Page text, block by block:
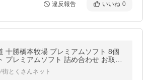
違反報告 いいね 0
十勝橋本牧場 プレミアムソフト 8個
プレミアムソフト 詰め合わせ お取り
土産 ギフト プレゼント 特産品 おす
街とくさんネット